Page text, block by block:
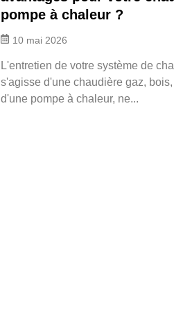
pompe à chaleur ?
10 mai 2026
L'entretien de votre système de
s'agisse d'une chaudière gaz,
d'une pompe à chaleur, ne...